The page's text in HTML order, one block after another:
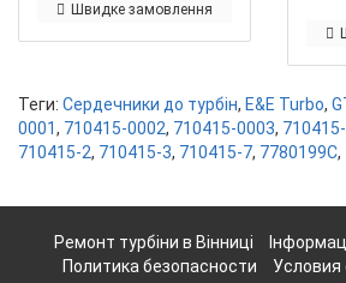
Швидке замовлення
Теги: Сердечники до турбін, E&E Turbo,
0001, 710415-0002, 710415-0003,
710415-2, 710415-3, 710415-7, 7780199C,
Ремонт турбіни в Вінниці
Политика безопасности
Условия